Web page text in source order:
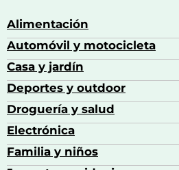
Alimentación
Bebidas
Bebidas espirituosas
Brandy
Café
Automóvil y motocicleta
Accesorios para coche
Aceite de motor y manutención
Aceites motor
Altavoces coche
Casa y jardín
Accesorios de hogar y cocina
Aires acondicionados
Artículos de decoración
Deportes y outdoor
Balones de fútbol
Bicicletas
Bicicletas elípticas
Bolsas bicicleta
Droguería y salud
Alimentación del bebé
Alimentación y lactancia
Artículos de limpieza del hogar
Electrónica
Altavoces
Familia y niños